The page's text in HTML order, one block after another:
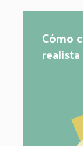
Cómo
realista